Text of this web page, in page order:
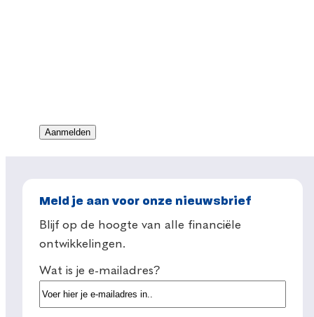
Meld je aan voor onze nieuwsbrief
Blijf op de hoogte van alle financiële
ontwikkelingen.
Wat is je e-mailadres?